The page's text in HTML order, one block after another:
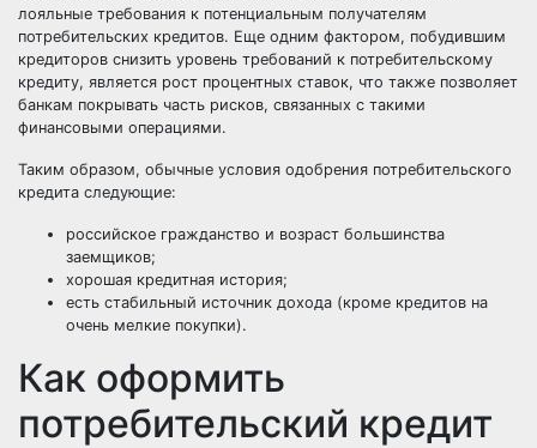
лояльные требования к потенциальным получателям
потребительских кредитов. Еще одним фактором, побудившим
кредиторов снизить уровень требований к потребительскому
кредиту, является рост процентных ставок, что также позволяет
банкам покрывать часть рисков, связанных с такими
финансовыми операциями.
Таким образом, обычные условия одобрения потребительского
кредита следующие:
российское гражданство и возраст большинства
заемщиков;
хорошая кредитная история;
есть стабильный источник дохода (кроме кредитов на
очень мелкие покупки).
Как оформить
потребительский кредит